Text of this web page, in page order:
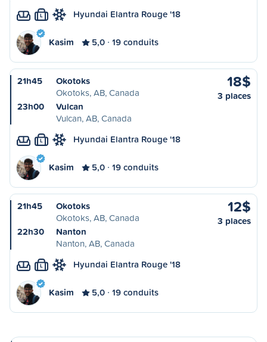
L Hyundai Elantra Rouge '18
Kasim 5,0 19 conduits
21h45
Okotoks
Okotoks, AB, Canada
23h00
Vulcan
Vulcan, AB, Canada
18$
3 places
L Hyundai Elantra Rouge '18
Kasim 5,0 19 conduits
21h45
Okotoks
Okotoks, AB, Canada
22h30
Nanton
Nanton, AB, Canada
12$
3 places
L Hyundai Elantra Rouge '18
Kasim 5,0 19 conduits